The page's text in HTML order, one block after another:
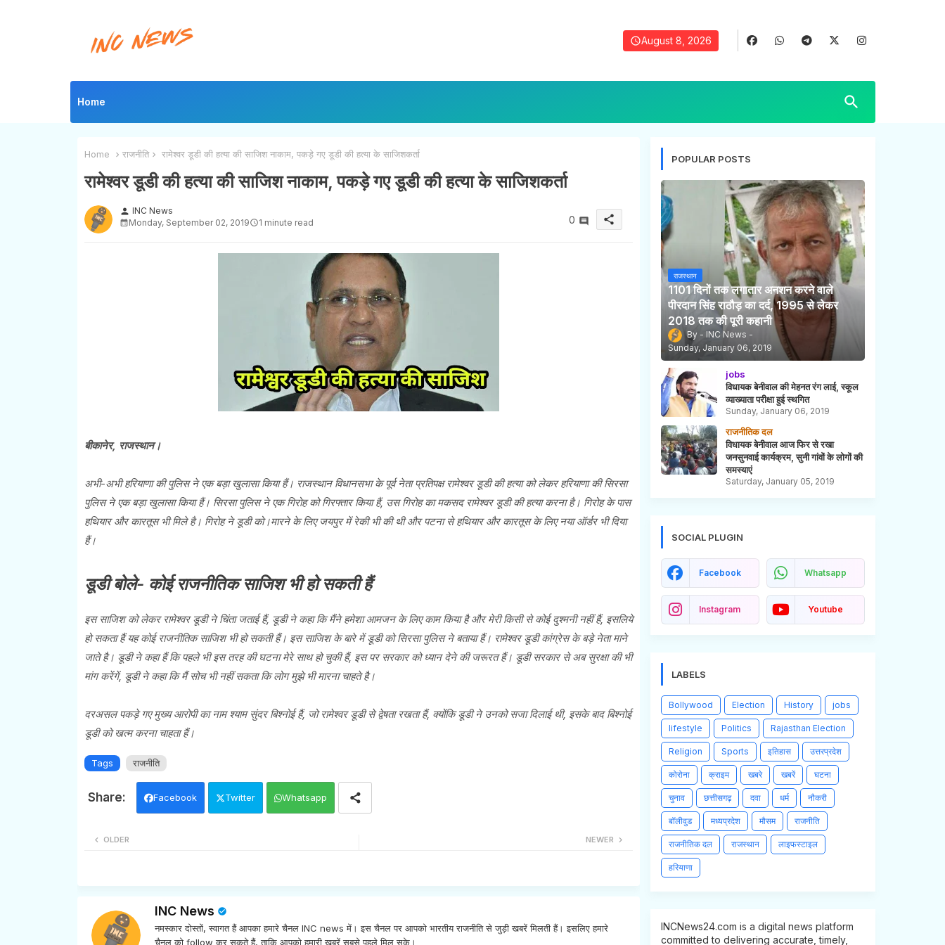
August 8, 2026
Home
Home राजनीति रामेश्वर डूडी की हत्या की साजिश नाकाम, पकड़े गए डूडी की हत्या के साजिशकर्ता
रामेश्वर डूडी की हत्या की साजिश नाकाम, पकड़े गए डूडी की हत्या के साजिशकर्ता
person INC News
Monday, September 02, 2019
1 minute read 0 share
बीकानेर, राजस्थान।
अभी-अभी हरियाणा की पुलिस ने एक बड़ा खुलासा किया हैं। राजस्थान विधानसभा के पूर्व नेता प्रतिपक्ष रामेश्वर डूडी की हत्या को लेकर हरियाणा की सिरसा
पुलिस ने एक बड़ा खुलासा किया हैं। सिरसा पुलिस ने एक गिरोह को गिरफ्तार किया हैं, उस गिरोह का मकसद रामेश्वर डूडी की हत्या करना है। गिरोह के पास
हथियार और कारतूस भी मिले है। गिरोह ने डूडी को।मारने के लिए जयपुर में रेकी भी की थी और पटना से हथियार और कारतूस के लिए नया ऑर्डर भी दिया
हैं।
डूडी बोले- कोई राजनीतिक साजिश भी हो सकती हैं
इस साजिश को लेकर रामेश्वर डूडी ने चिंता जताई हैं, डूडी ने कहा कि मैंने हमेशा आमजन के लिए काम किया है और मेरी किसी से कोई दुश्मनी नहीं हैं, इसलिये
हो सकता हैं यह कोई राजनीतिक साजिश भी हो सकती हैं। इस साजिश के बारे में डूडी को सिरसा पुलिस ने बताया हैं। रामेश्वर डूडी कांग्रेस के बड़े नेता माने
जाते है। डूडी ने कहा हैं कि पहले भी इस तरह की घटना मेरे साथ हो चुकी हैं, इस पर सरकार को ध्यान देने की जरूरत हैं। डूडी सरकार से अब सुरक्षा की भी
मांग करेंगें, डूडी ने कहा कि मैं सोच भी नहीं सकता कि लोग मुझे भी मारना चाहते है।
दरअसल पकड़े गए मुख्य आरोपी का नाम श्याम सुंदर बिश्नोई हैं, जो रामेश्वर डूडी से द्वेषता रखता हैं, क्योंकि डूडी ने उनको सजा दिलाई थी, इसके बाद बिश्नोई
डूडी को खत्म करना चाहता हैं।
Tags राजनीति
Facebook Twitter Whatsapp
NEWER
OLDER
INC News
नमस्कार दोस्तों, स्वागत हैं आपका हमारे चैनल INC news में। इस चैनल पर आपको भारतीय राजनीति से जुड़ी खबरें मिलती हैं। इसलिए हमारे
चैनल को follow कर सकते हैं, ताकि आपको हमारी खबरें सबसे पहले मिल सके।
POPULAR POSTS
राजस्थान
1101 दिनों तक लगातार अनशन करने वाले
पीरदान सिंह राठौड़ का दर्द, 1995 से लेकर
2018 तक की पूरी कहानी
INC News
Sunday, January 06, 2019
jobs
विधायक बेनीवाल की मेहनत रंग लाई, स्कूल
व्याख्याता परीक्षा हुई स्थगित
Sunday, January 06, 2019
राजनीतिक दल
विधायक बेनीवाल आज फिर से रखा
जनसुनवाई कार्यक्रम, सुनी गांवों के लोगों की
समस्याएं
Saturday, January 05, 2019
SOCIAL PLUGIN
Facebook Whatsapp
Instagram Youtube
LABELS
Bollywood Election History jobs
lifestyle Politics Rajasthan Election
Religion Sports इतिहास उत्तरप्रदेश
कोरोना क्राइम खबरे खबरें घटना
चुनाव छत्तीसगढ़ दवा धर्म नौकरी
बॉलीवुड मध्यप्रदेश मौसम राजनीति
राजनीतिक दल राजस्थान लाइफस्टाइल
हरियाणा
INCNews24.com is a digital news platform
committed to delivering accurate, timely,